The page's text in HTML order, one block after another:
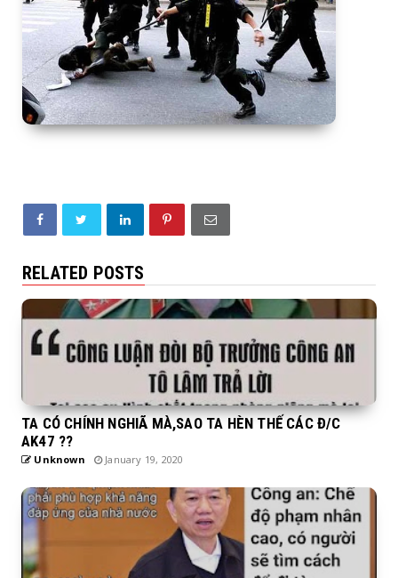
RELATED POSTS
TA CÓ CHÍNH NGHIÃ MÀ,SAO TA HÈN THẾ CÁC Đ/C
AK47 ??
Unknown January 19, 2020